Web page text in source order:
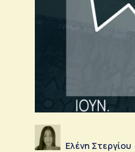
Ελένη Στεργίου